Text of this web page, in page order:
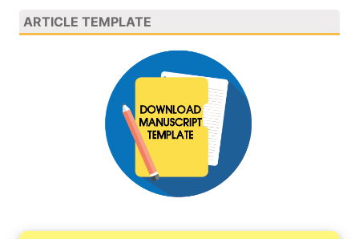
ARTICLE TEMPLATE